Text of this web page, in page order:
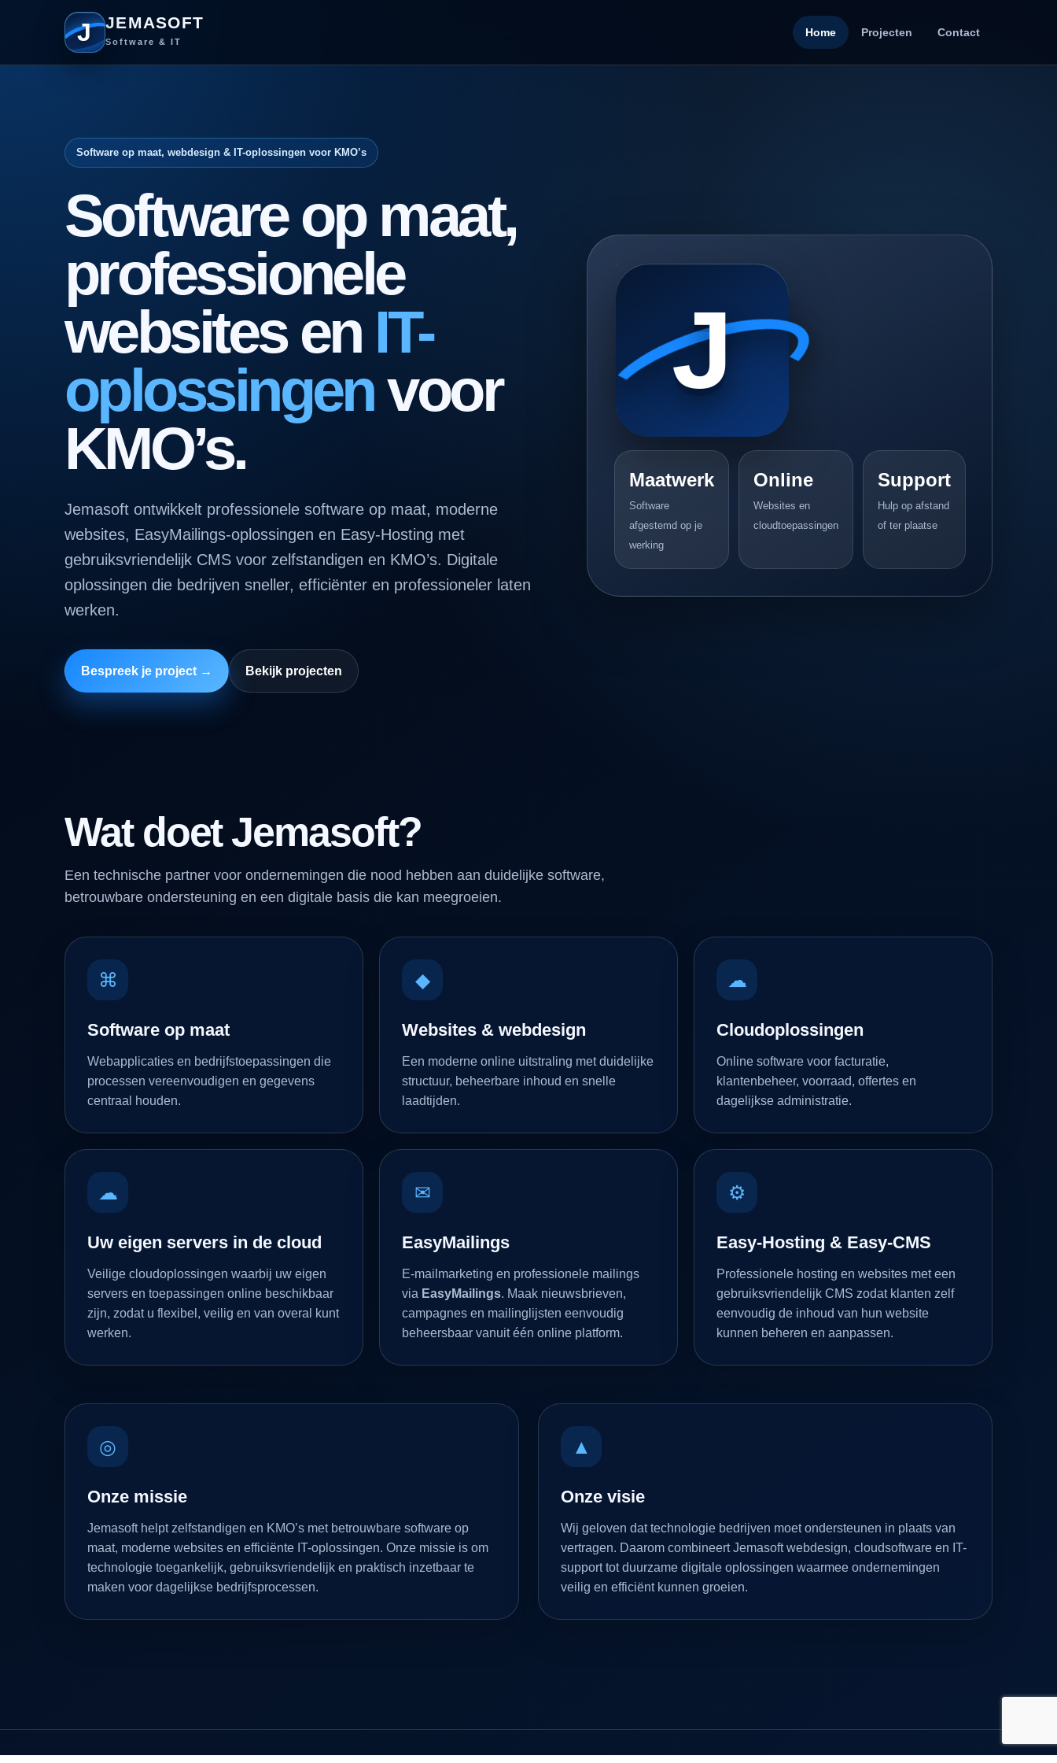
J JEMASOFT
Software & IT
Home Projecten Contact
Software op maat, webdesign & IT-oplossingen voor KMO’s
Software op maat,
professionele
websites en IT-
oplossingenvoor
KMO’s.
Jemasoft ontwikkelt professionele software op maat, moderne
websites, EasyMailings-oplossingen en Easy-Hosting met
gebruiksvriendelijk CMS voor zelfstandigen en KMO’s. Digitale
oplossingen die bedrijven sneller, efficiënter en professioneler laten
werken.
Bespreek je project → Bekijk projecten
J
Maatwerk
Software
afgestemd op je
werking
Online
Websites en
cloudtoepassingen
Support
Hulp op afstand
of ter plaatse
Wat doet Jemasoft?
Een technische partner voor ondernemingen die nood hebben aan duidelijke software,
betrouwbare ondersteuning en een digitale basis die kan meegroeien.
⌘
Software op maat
Webapplicaties en bedrijfstoepassingen die
processen vereenvoudigen en gegevens
centraal houden.
◆
Websites & webdesign
Een moderne online uitstraling met duidelijke
structuur, beheerbare inhoud en snelle
laadtijden.
☁
Cloudoplossingen
Online software voor facturatie,
klantenbeheer, voorraad, offertes en
dagelijkse administratie.
☁
Uw eigen servers in de cloud
Veilige cloudoplossingen waarbij uw eigen
servers en toepassingen online beschikbaar
zijn, zodat u flexibel, veilig en van overal kunt
werken.
✉
EasyMailings
E-mailmarketing en professionele mailings
via EasyMailings. Maak nieuwsbrieven,
campagnes en mailinglijsten eenvoudig
beheersbaar vanuit één online platform.
⚙
Easy-Hosting & Easy-CMS
Professionele hosting en websites met een
gebruiksvriendelijk CMS zodat klanten zelf
eenvoudig de inhoud van hun website
kunnen beheren en aanpassen.
◎
Onze missie
Jemasoft helpt zelfstandigen en KMO’s met betrouwbare software op
maat, moderne websites en efficiënte IT-oplossingen. Onze missie is om
technologie toegankelijk, gebruiksvriendelijk en praktisch inzetbaar te
maken voor dagelijkse bedrijfsprocessen.
▲
Onze visie
Wij geloven dat technologie bedrijven moet ondersteunen in plaats van
vertragen. Daarom combineert Jemasoft webdesign, cloudsoftware en IT-
support tot duurzame digitale oplossingen waarmee ondernemingen
veilig en efficiënt kunnen groeien.